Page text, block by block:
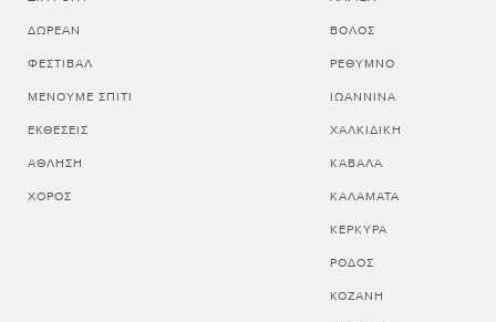
ΔΩΡΕΆΝ
ΦΕΣΤΙΒΆΛ
ΜΈΝΟΥΜΕ ΣΠΊΤΙ
ΕΚΘΈΣΕΙΣ
ΆΘΛΗΣΗ
ΧΟΡΌΣ
ΒΟΛΟΣ
ΡΕΘΥΜΝΟ
ΙΩΑΝΝΙΝΑ
ΧΑΛΚΙΔΙΚΗ
ΚΑΒΑΛΑ
ΚΑΛΑΜΑΤΑ
ΚΕΡΚΥΡΑ
ΡΟΔΟΣ
ΚΟΖΑΝΗ